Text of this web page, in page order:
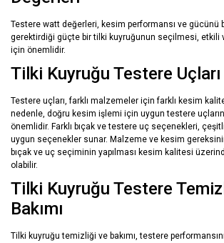
Testere watt değerleri, kesim performansı ve gücünü
gerektirdiği güçte bir tilki kuyruğunun seçilmesi, etkili
için önemlidir.
Tilki Kuyruğu Testere Uçları
Testere uçları, farklı malzemeler için farklı kesim
nedenle, doğru kesim işlemi için uygun testere
önemlidir. Farklı bıçak ve testere uç seçenekleri,
uygun seçenekler sunar. Malzeme ve kesim
bıçak ve uç seçiminin yapılması kesim kalitesi
olabilir.
Tilki Kuyruğu Testere
Bakımı
Tilki kuyruğu temizliği ve bakımı, testere